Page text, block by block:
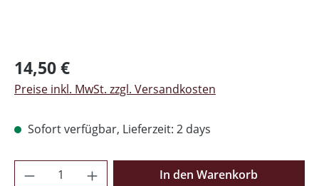
Regulärer Preis:
14,50 €
Preise inkl. MwSt. zzgl. Versandkosten
Sofort verfügbar, Lieferzeit: 2 days
Produkt Anzahl: Gib den gewünschten
In den Warenkorb